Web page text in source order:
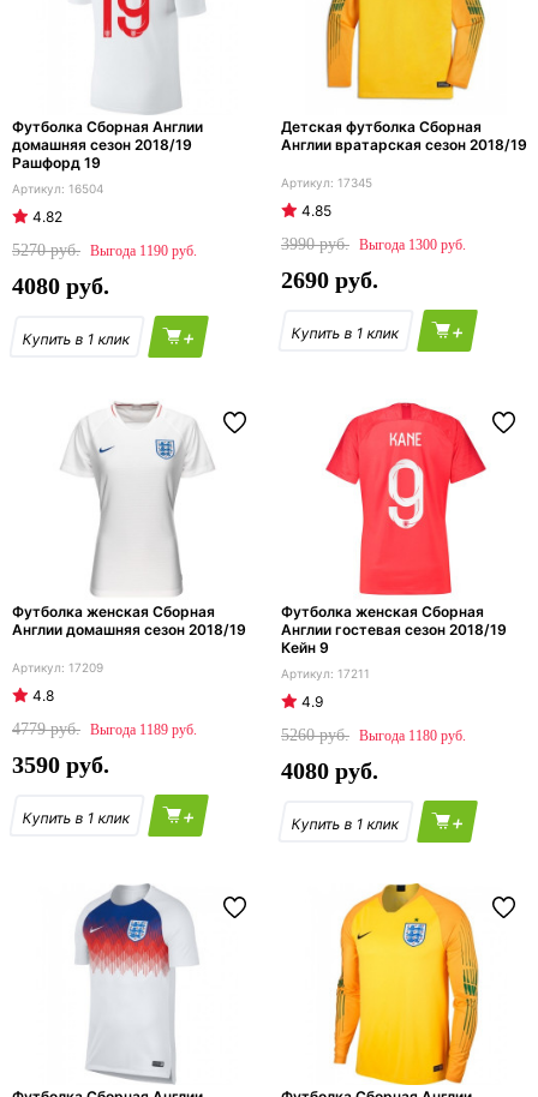
Футболка Сборная Англии
домашняя сезон 2018/19
Рашфорд 19
16504
4.82
5270
1190
4080
+
Детская футболка Сборная
Англии вратарская сезон 2018/19
17345
4.85
3990
1300
2690
+
Футболка женская Сборная
Англии домашняя сезон 2018/19
17209
4.8
4779
1189
3590
+
Футболка женская Сборная
Англии гостевая сезон 2018/19
Кейн 9
17211
4.9
5260
1180
4080
+